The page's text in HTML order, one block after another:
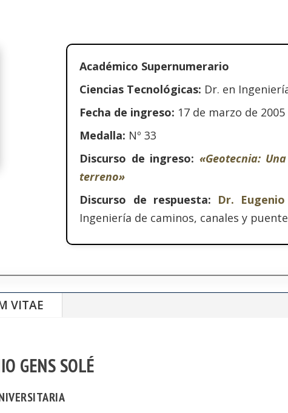
Académico Supernumerario
Ciencias Tecnológicas: Dr. en
Fecha de ingreso: 17 de marzo de 2005
Medalla: Nº 33
Discurso de ingreso: «Geotecnia:
terreno»
Discurso de respuesta: Dr.
Ingeniería de caminos, canales y
VITAE
GENS SOLÉ